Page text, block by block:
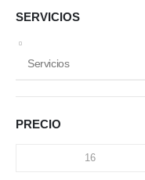
SERVICIOS
Servicios
PRECIO